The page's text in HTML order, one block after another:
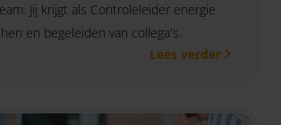
Jij krijgt als Controleleider energie
en begeleiden van collega's.
Lees verder